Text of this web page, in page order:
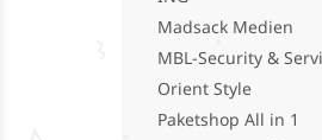
Madsack Medien
MBL-Security &
Orient Style
Paketshop All in 1